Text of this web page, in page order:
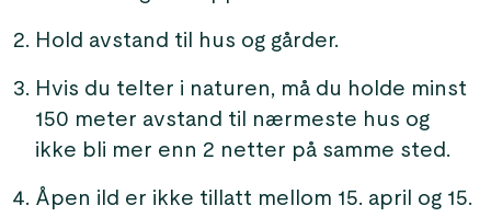
Hold avstand til hus og gårder.
Hvis du telter i naturen, må du holde minst
150 meter avstand til nærmeste hus og
ikke bli mer enn 2 netter på samme sted.
Åpen ild er ikke tillatt mellom 15. april og 15.